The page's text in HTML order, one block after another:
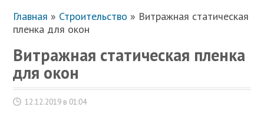
Главная » Строительство » Витражная статическая
пленка для окон
Витражная статическая пленка
для окон
12.12.2019 в 01:04